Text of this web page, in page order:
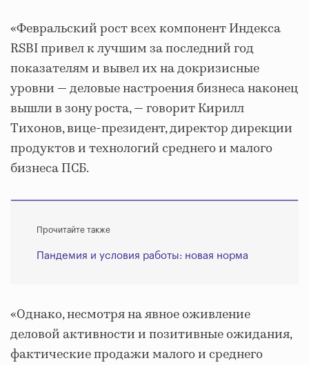
«Февральский рост всех компонент Индекса
RSBI привел к лучшим за последний год
показателям и вывел их на докризисные
уровни ― деловые настроения бизнеса наконец
вышли в зону роста, ― говорит Кирилл
Тихонов, вице-президент, директор дирекции
продуктов и технологий среднего и малого
бизнеса ПСБ.
Прочитайте также
Пандемия и условия работы: новая норма
«Однако, несмотря на явное оживление
деловой активности и позитивные ожидания,
фактические продажи малого и среднего